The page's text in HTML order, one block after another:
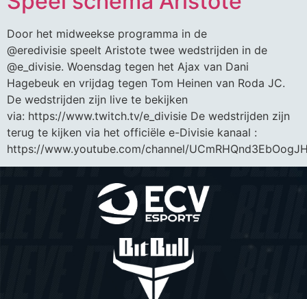
Door het midweekse programma in de
@eredivisie speelt Aristote twee wedstrijden in de
@e_divisie. Woensdag tegen het Ajax van Dani
Hagebeuk en vrijdag tegen Tom Heinen van Roda JC.
De wedstrijden zijn live te bekijken
via: https://www.twitch.tv/e_divisie De wedstrijden zijn
terug te kijken via het officiële e-Divisie kanaal :
https://www.youtube.com/channel/